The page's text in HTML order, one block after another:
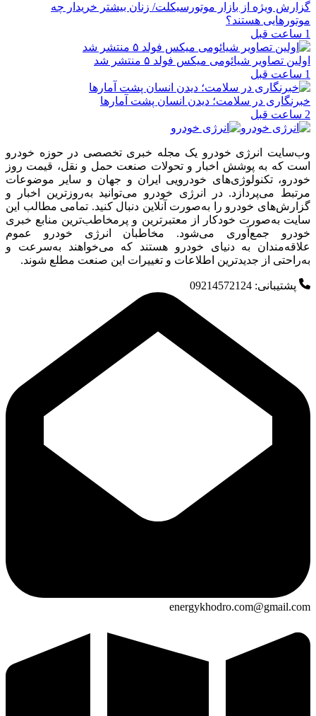
گزارش ویژه از بازار موتورسیکلت/ زنان بیشتر خریدار چه
موتورهایی هستند؟
1 ساعت قبل
اولین تصاویر شیائومی میکس فولد ۵ منتشر شد
1 ساعت قبل
خبرنگاری در سلامت؛ دیدن انسان پشت آمارها
2 ساعت قبل
وب‌سایت انرژی خودرو یک مجله خبری تخصصی در حوزه خودرو
است که به پوشش اخبار و تحولات صنعت حمل و نقل، قیمت روز
خودرو، تکنولوژی‌های خودرویی ایران و جهان و سایر موضوعات
مرتبط می‌پردازد. در انرژی خودرو می‌توانید به‌روزترین اخبار و
گزارش‌های خودرو را به‌صورت آنلاین دنبال کنید. تمامی مطالب این
سایت به‌صورت خودکار از معتبرترین و پرمخاطب‌ترین منابع خبری
خودرو جمع‌آوری می‌شود. مخاطبان انرژی خودرو عموم
علاقه‌مندان به دنیای خودرو هستند که می‌خواهند به‌سرعت و
به‌راحتی از جدیدترین اطلاعات و تغییرات این صنعت مطلع شوند.
پشتیبانی: 09214572124
energykhodro.com@gmail.com